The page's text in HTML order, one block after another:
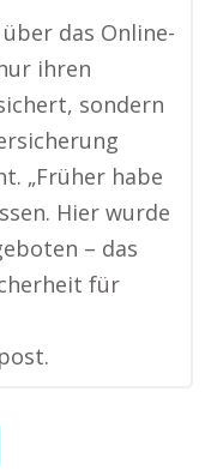
das Online-
ihren
sondern
„Früher habe
Hier wurde
– das
für